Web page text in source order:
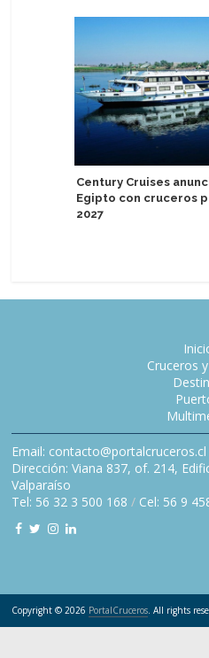
Century Cruises
Egipto con cruceros
2027
Cruceros
Email: contacto@portalcruceros.cl
Dirección: Viana 837, of. 214,
Valparaíso
Tel: 56 32 3 500 168 / Cel: 56 9
Copyright © 2026 PortalCruceros. All rights